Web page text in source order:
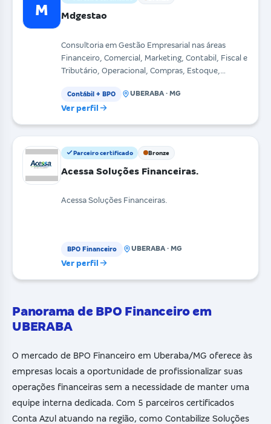
M Mdgestao
Consultoria em Gestão Empresarial nas áreas
Financeiro, Comercial, Marketing, Contabil, Fiscal e
Tributário, Operacional, Compras, Estoque,
Contábil + BPO UBERABA · MG
Ver perfil
Parceiro certificado Bronze
Acessa Soluções Financeiras.
Acessa Soluções Financeiras.
BPO Financeiro UBERABA · MG
Ver perfil
Panorama de BPO Financeiro em
UBERABA
O mercado de BPO Financeiro em Uberaba/MG oferece às
empresas locais a oportunidade de profissionalizar suas
operações financeiras sem a necessidade de manter uma
equipe interna dedicada. Com 5 parceiros certificados
Conta Azul atuando na região, como Contabilize Soluções